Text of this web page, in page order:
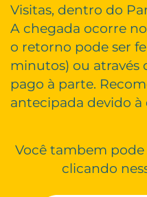
Visitas, dentro do
A chegada ocorre
o retorno pode ser
minutos) ou através
pago à parte.
antecipada devido
Você tambem
clicando